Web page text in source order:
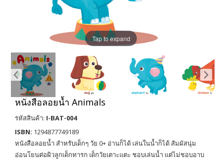
Tap to expand
หนังสือลอยน้ำ Animals
รหัสสินค้า: I-BAT-004
ISBN: 1294877749189
หนังสือลอยน้ำ สำหรับเด็กๆ วัย 0+ อ่านก็ได้ เล่นในน้ำก็ได้ สัมผัสนุ่ม
อ่อนโยนต่อผิวลูกเด็กทารก เด็กวัยเตาะแตะ ชอบเล่นน้ำ แต่ไม่ชอบอาบ